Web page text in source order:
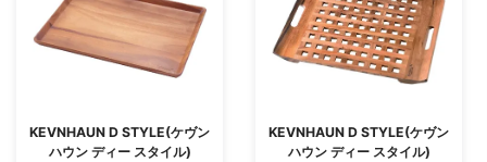
KEVNHAUN D STYLE(ケヴン
ハウン ディー スタイル)
KEVNHAUN D STYLE(ケヴン
ハウン ディー スタイル)